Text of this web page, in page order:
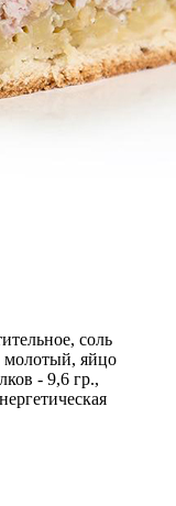
соль
молотый, яйцо
- 9,6 гр.,